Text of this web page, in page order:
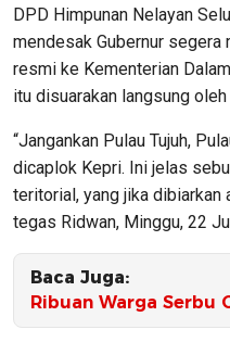
DPD Himpunan Nelayan
mendesak Gubernur
resmi ke Kementerian
itu disuarakan langsung
“Jangankan Pulau Tujuh,
dicaplok Kepri. Ini jelas
teritorial, yang jika dibiarkan
tegas Ridwan, Minggu, 22
Baca Juga:
Ribuan Warga Serbu